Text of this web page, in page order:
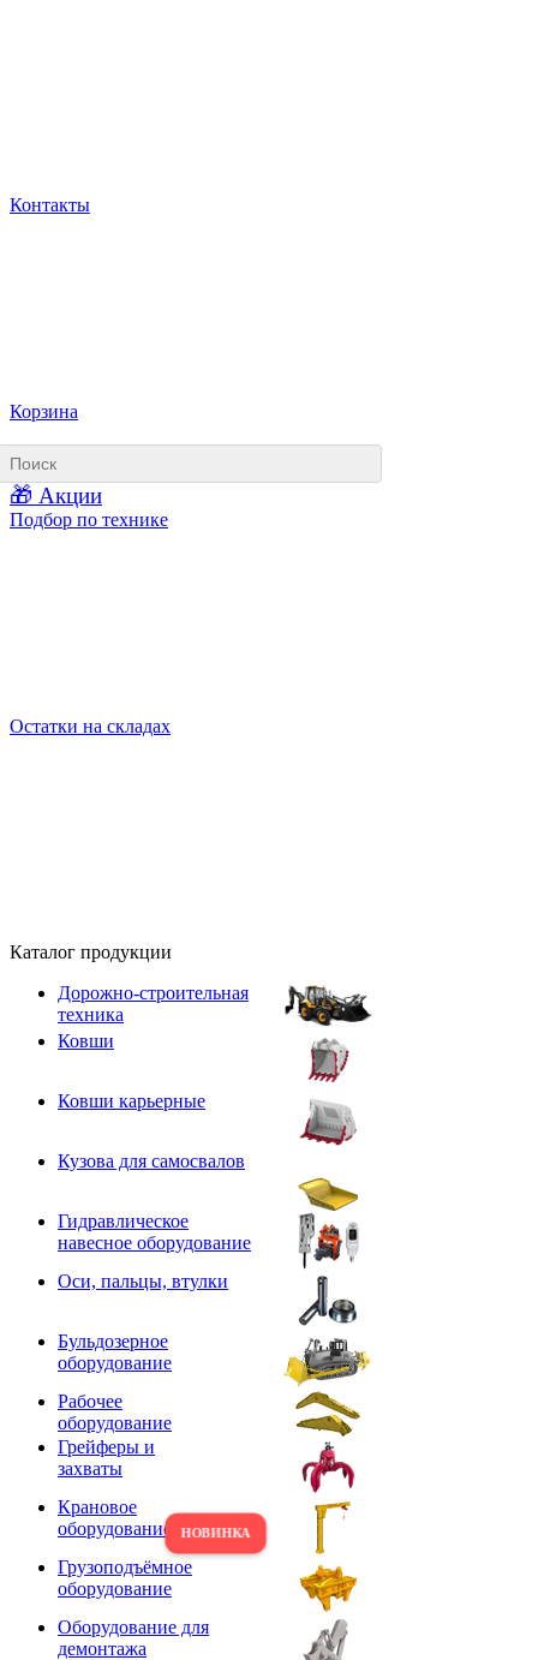
Контакты
Корзина
🎁 Акции
Подбор по технике
Остатки на складах
Каталог продукции
Дорожно-строительная
техника
Ковши
Ковши карьерные
Кузова для самосвалов
Гидравлическое
навесное оборудование
Оси, пальцы, втулки
Бульдозерное
оборудование
Рабочее
оборудование
Грейферы и
захваты
Крановое
оборудование
Грузоподъёмное
оборудование
Оборудование для
демонтажа